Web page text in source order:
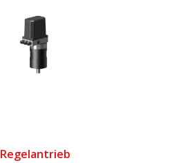
Regelantrieb